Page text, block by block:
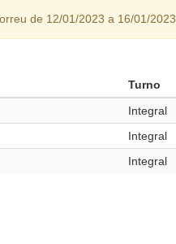
de 12/01/2023 a 16/01/2023.
Turno
Integral
Integral
Integral